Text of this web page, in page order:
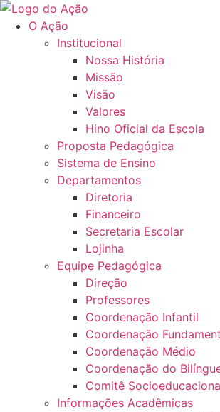
Ir
para
O Ação
Institucional
Nossa História
Missão
Visão
Valores
Hino Oficial da Escola
Proposta Pedagógica
Sistema de Ensino
Departamentos
Diretoria
Financeiro
Secretaria Escolar
Lojinha
Equipe Pedagógica
Direção
Professores
Coordenação Infantil
Coordenação
Coordenação Médio
Coordenação do
Comitê
Informações Acadêmicas